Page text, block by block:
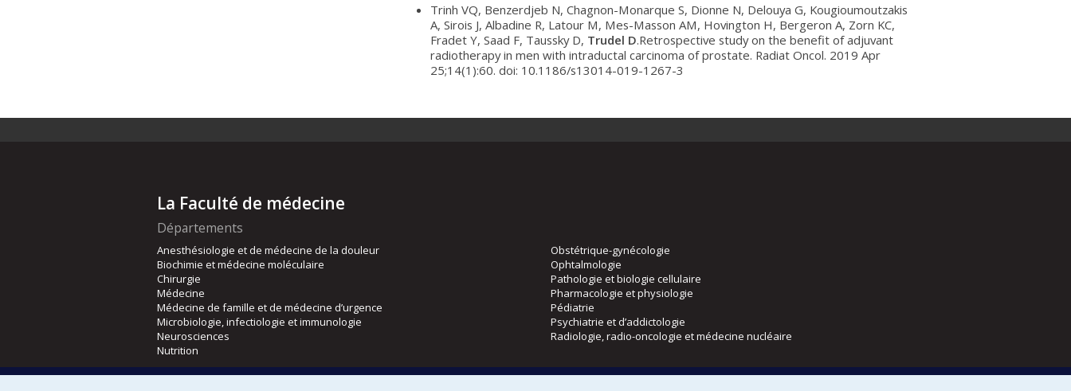
Trinh VQ, Benzerdjeb N, Chagnon-Monarque S, Dionne N, Delouya G, Kougioumoutzakis
A, Sirois J, Albadine R, Latour M, Mes-Masson AM, Hovington H, Bergeron A, Zorn KC,
Fradet Y, Saad F, Taussky D, Trudel D.Retrospective study on the benefit of adjuvant
radiotherapy in men with intraductal carcinoma of prostate. Radiat Oncol. 2019 Apr
25;14(1):60. doi: 10.1186/s13014-019-1267-3
La Faculté de médecine
Départements
Anesthésiologie et de médecine de la douleur
Biochimie et médecine moléculaire
Chirurgie
Médecine
Médecine de famille et de médecine d’urgence
Microbiologie, infectiologie et immunologie
Neurosciences
Nutrition
Obstétrique-gynécologie
Ophtalmologie
Pathologie et biologie cellulaire
Pharmacologie et physiologie
Pédiatrie
Psychiatrie et d’addictologie
Radiologie, radio-oncologie et médecine nucléaire